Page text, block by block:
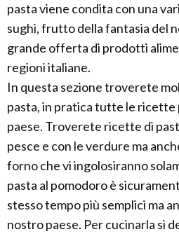
pasta viene condita con una
sughi, frutto della fantasia del
grande offerta di prodotti
regioni italiane.
In questa sezione troverete
pasta, in pratica tutte le
paese. Troverete ricette di
pesce e con le verdure ma
forno che vi ingolosiranno
pasta al pomodoro è
stesso tempo più semplici ma
nostro paese. Per cucinarla si